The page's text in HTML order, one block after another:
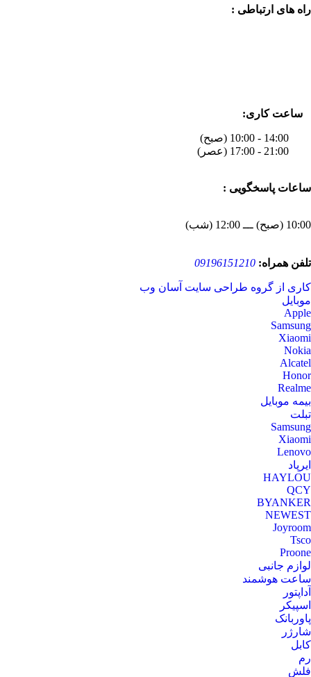
راه های ارتباطی :
ساعت کاری:
ساعات پاسخگویی :
10:00 (صبح) ـــ 12:00 (شب)
تلفن همراه: 09196151210
کاری از گروه طراحی سایت آسان وب
موبایل
Apple
Samsung
Xiaomi
Nokia
Alcatel
Honor
Realme
بیمه موبایل
تبلت
Samsung
Xiaomi
Lenovo
ایرپاد
HAYLOU
QCY
BYANKER
NEWEST
Joyroom
Tsco
Proone
لوازم جانبی
ساعت هوشمند
آداپتور
اسپیکر
پاوربانک
شارژر
کابل
رم
فلش